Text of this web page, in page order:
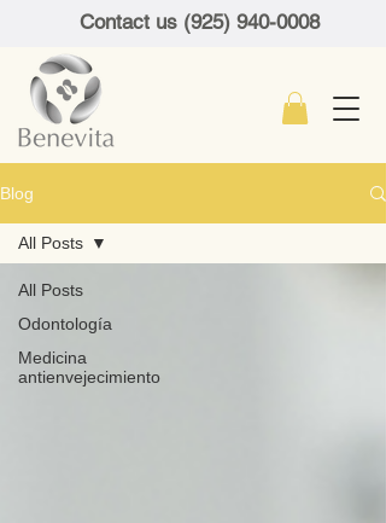
Contact us (925) 940-0008
Blog
All Posts
Odontología
Medicina
antienvejecimiento
All Posts